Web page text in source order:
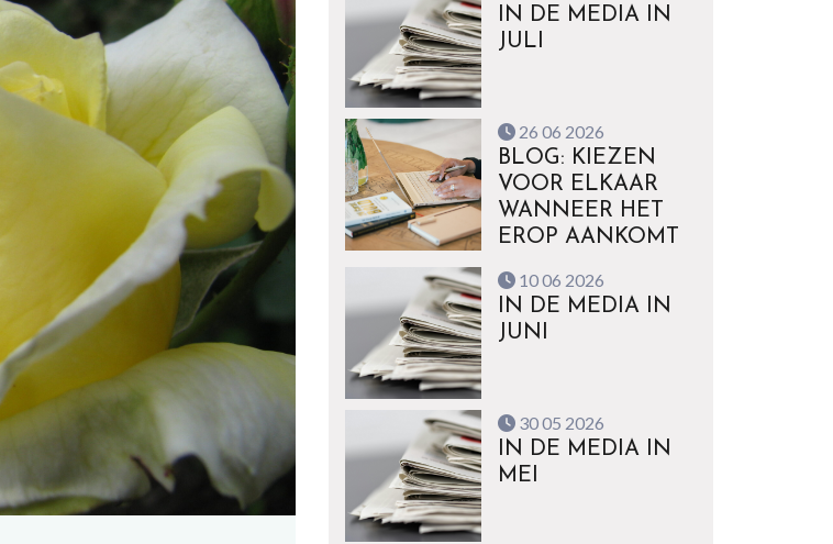
IN DE MEDIA IN
JULI
26 06 2026
BLOG: KIEZEN
VOOR ELKAAR
WANNEER HET
EROP AANKOMT
10 06 2026
IN DE MEDIA IN
JUNI
30 05 2026
IN DE MEDIA IN
MEI